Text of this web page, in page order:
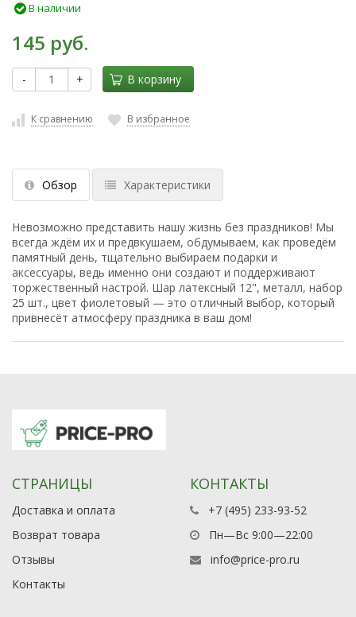
В наличии
145 руб.
- + В корзину
К сравнению В избранное
Обзор Характеристики
Невозможно представить нашу жизнь без праздников! Мы
всегда ждём их и предвкушаем, обдумываем, как проведём
памятный день, тщательно выбираем подарки и
аксессуары, ведь именно они создают и поддерживают
торжественный настрой. Шар латексный 12", металл, набор
25 шт., цвет фиолетовый — это отличный выбор, который
привнесёт атмосферу праздника в ваш дом!
СТРАНИЦЫ
Доставка и оплата
Возврат товара
Отзывы
Контакты
КОНТАКТЫ
+7 (495) 233-93-52
Пн—Вс 9:00—22:00
info@price-pro.ru